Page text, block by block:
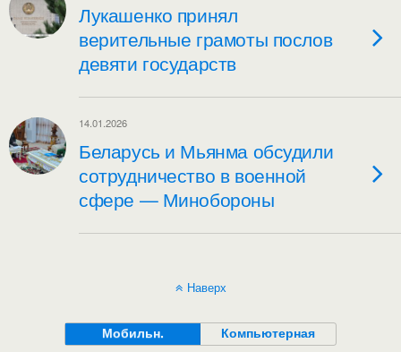
Лукашенко принял
верительные грамоты послов
девяти государств
14.01.2026
Беларусь и Мьянма обсудили
сотрудничество в военной
сфере — Минобороны
Наверх
Мобильн. Компьютерная